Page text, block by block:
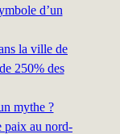
d’un
la ville de
250% des
mythe ?
paix au nord-